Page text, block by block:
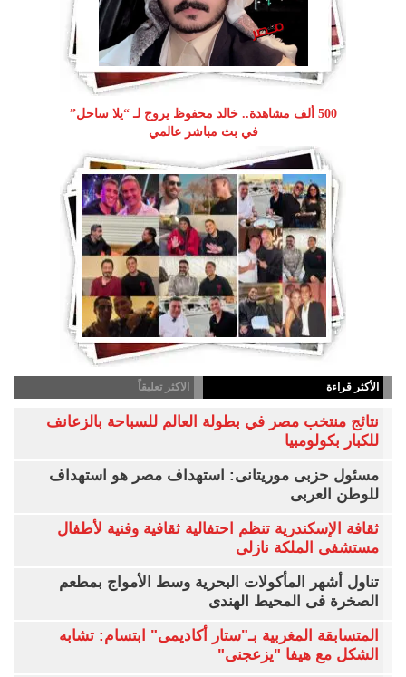
500 ألف مشاهدة.. خالد محفوظ يروج لـ “يلا ساحل”
في بث مباشر عالمي
الأكثر قراءة الاكثر تعليقاً
نتائج منتخب مصر في بطولة العالم للسباحة بالزعانف
للكبار بكولومبيا
مسئول حزبى موريتانى: استهداف مصر هو استهداف
للوطن العربى
ثقافة الإسكندرية تنظم احتفالية ثقافية وفنية لأطفال
مستشفى الملكة نازلى
تناول أشهر المأكولات البحرية وسط الأمواج بمطعم
الصخرة فى المحيط الهندى
المتسابقة المغربية بـ"ستار أكاديمى" ابتسام: تشابه
الشكل مع هيفا "يزعجنى"